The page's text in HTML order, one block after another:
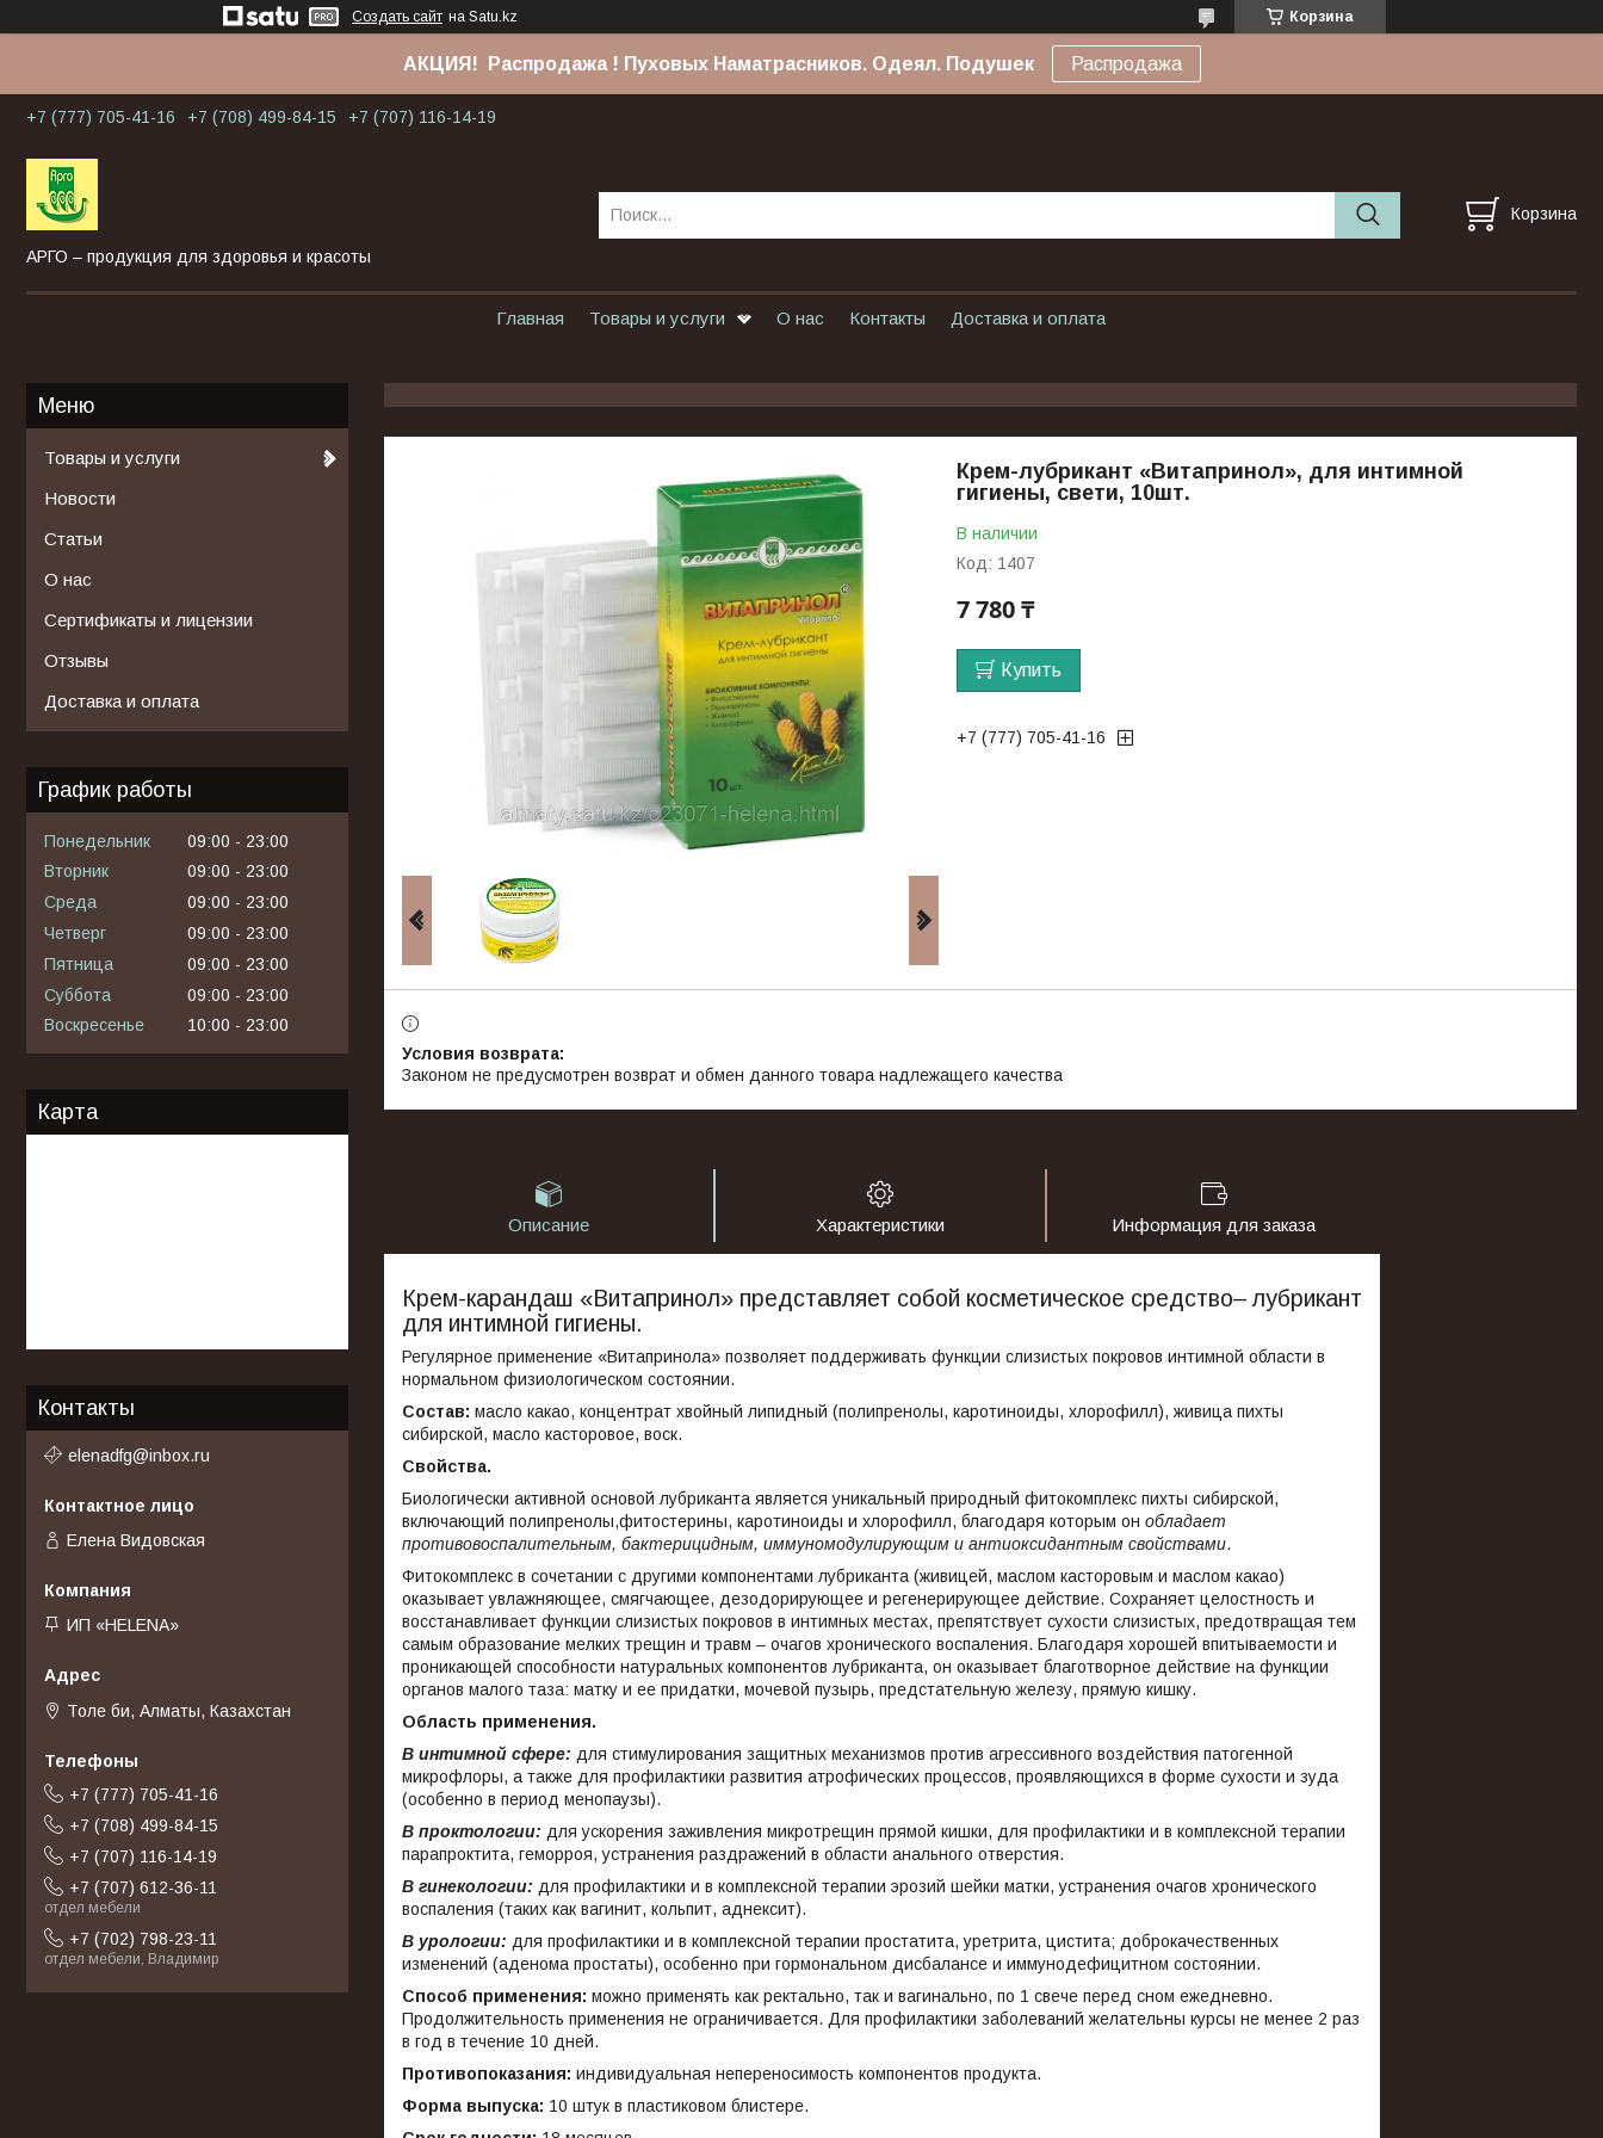
Создать сайт на Satu.kz Корзина
АКЦИЯ! Распродажа ! Пуховых Наматрасников. Одеял. Подушек Распродажа
+7 (777) 705-41-16 +7 (708) 499-84-15 +7 (707) 116-14-19
АРГО – продукция для здоровья и красоты
Корзина
Главная Товары и услуги О нас Контакты Доставка и оплата
Крем-лубрикант «Витапринол», для интимной
гигиены, свети, 10шт.
В наличии
Код: 1407
7 780 ₸
Купить
+7 (777) 705-41-16
Законом не предусмотрен возврат и обмен данного товара надлежащего качества
Описание Характеристики Информация для заказа
Крем-карандаш «Витапринол» представляет собой косметическое средство– лубрикант
для интимной гигиены.
Регулярное применение «Витапринола» позволяет поддерживать функции слизистых покровов интимной области в
нормальном физиологическом состоянии.
Состав: масло какао, концентрат хвойный липидный (полипренолы, каротиноиды, хлорофилл), живица пихты
сибирской, масло касторовое, воск.
Свойства.
Биологически активной основой лубриканта является уникальный природный фитокомплекс пихты сибирской,
включающий полипренолы,фитостерины, каротиноиды и хлорофилл, благодаря которым он обладает
противовоспалительным, бактерицидным, иммуномодулирующим и антиоксидантным свойствами.
Фитокомплекс в сочетании с другими компонентами лубриканта (живицей, маслом касторовым и маслом какао)
оказывает увлажняющее, смягчающее, дезодорирующее и регенерирующее действие. Сохраняет целостность и
восстанавливает функции слизистых покровов в интимных местах, препятствует сухости слизистых, предотвращая тем
самым образование мелких трещин и травм – очагов хронического воспаления. Благодаря хорошей впитываемости и
проникающей способности натуральных компонентов лубриканта, он оказывает благотворное действие на функции
органов малого таза: матку и ее придатки, мочевой пузырь, предстательную железу, прямую кишку.
Область применения.
В интимной сфере: для стимулирования защитных механизмов против агрессивного воздействия патогенной
микрофлоры, а также для профилактики развития атрофических процессов, проявляющихся в форме сухости и зуда
(особенно в период менопаузы).
В проктологии: для ускорения заживления микротрещин прямой кишки, для профилактики и в комплексной терапии
парапроктита, геморроя, устранения раздражений в области анального отверстия.
В гинекологии: для профилактики и в комплексной терапии эрозий шейки матки, устранения очагов хронического
воспаления (таких как вагинит, кольпит, аднексит).
В урологии: для профилактики и в комплексной терапии простатита, уретрита, цистита; доброкачественных
изменений (аденома простаты), особенно при гормональном дисбалансе и иммунодефицитном состоянии.
Способ применения: можно применять как ректально, так и вагинально, по 1 свече перед сном ежедневно.
Продолжительность применения не ограничивается. Для профилактики заболеваний желательны курсы не менее 2 раз
в год в течение 10 дней.
Противопоказания: индивидуальная непереносимость компонентов продукта.
Форма выпуска: 10 штук в пластиковом блистере.
Товары и услуги
Новости
Статьи
О нас
Сертификаты и лицензии
Отзывы
Доставка и оплата
График работы
Понедельник 09:00
23:00
Вторник
09:00
23:00
Среда
09:00
23:00
Четверг
09:00
23:00
Пятница
09:00
23:00
Суббота
09:00
23:00
Воскресенье
10:00 23:00
Карта
Контакты
elenadfg@inbox.ru
Елена Видовская
ИП «HELENA»
Толе би, Алматы, Казахстан
+7 (777) 705-41-16
+7 (708) 499-84-15
+7 (707) 116-14-19
+7 (707) 612-36-11
отдел мебели
+7 (702) 798-23-11
отдел мебели, Владимир